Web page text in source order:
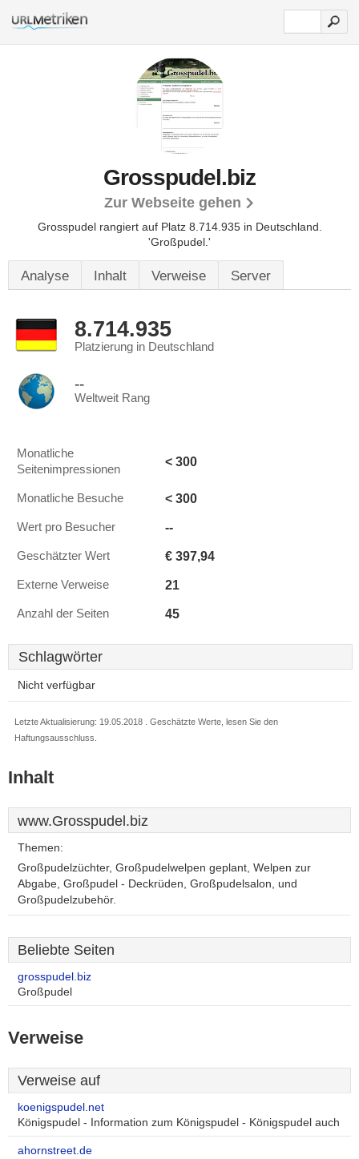
Grosspudel.biz
Zur Webseite gehen
Grosspudel rangiert auf Platz 8.714.935 in Deutschland.
'Großpudel.'
Analyse Inhalt Verweise Server
8.714.935
Platzierung in Deutschland
--
Weltweit Rang
Monatliche
Seitenimpressionen
< 300
Monatliche Besuche < 300
Wert pro Besucher --
Geschätzter Wert € 397,94
Externe Verweise 21
Anzahl der Seiten 45
Schlagwörter
Nicht verfügbar
Letzte Aktualisierung: 19.05.2018 . Geschätzte Werte, lesen Sie den
Haftungsausschluss.
Inhalt
www.Grosspudel.biz
Themen:
Großpudelzüchter, Großpudelwelpen geplant, Welpen zur
Abgabe, Großpudel - Deckrüden, Großpudelsalon, und
Großpudelzubehör.
Beliebte Seiten
grosspudel.biz
Großpudel
Verweise
Verweise auf
koenigspudel.net
Königspudel - Information zum Königspudel - Königspudel auch
ahornstreet.de